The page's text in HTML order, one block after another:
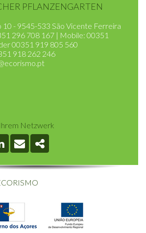
10 - 9545-533 São Vicente Ferreira
296 708 167 | Mobile: 00351
00351 919 805 560
918 262 246
Netzwerk
Linkedin
EmailShare